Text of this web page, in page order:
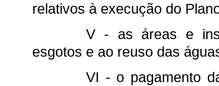
relativos à execução do
V - as áreas e
esgotos e ao reuso das
VI - o pagamento